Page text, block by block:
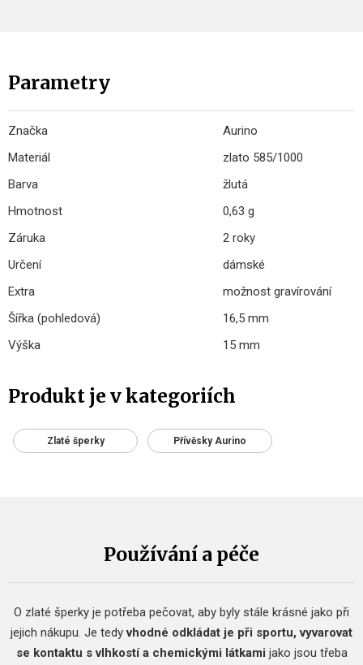
Parametry
Značka
Aurino
Materiál
zlato 585/1000
Barva
žlutá
Hmotnost
0,63 g
Záruka
2 roky
Určení
dámské
Extra
možnost gravírování
Šířka (pohledová)
16,5 mm
Výška
15 mm
Produkt je v kategoriích
Zlaté šperky Přívěsky Aurino
Používání a péče
O zlaté šperky je potřeba pečovat, aby byly stále krásné jako při
jejich nákupu. Je tedyvhodné odkládat je při sportu, vyvarovat
se kontaktu s vlhkostí a chemickými látkami jako jsou třeba